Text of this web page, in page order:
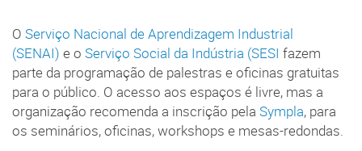
O Serviço Nacional de Aprendizagem Industrial
(SENAI) e o Serviço Social da Indústria (SESI fazem
parte da programação de palestras e oficinas gratuitas
para o público. O acesso aos espaços é livre, mas a
organização recomenda a inscrição pela Sympla, para
os seminários, oficinas, workshops e mesas-redondas.